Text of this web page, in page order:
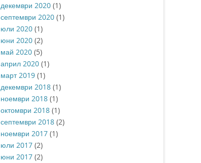
декември 2020(1)
септември 2020(1)
юли 2020(1)
юни 2020(2)
май 2020(5)
април 2020(1)
март 2019(1)
декември 2018(1)
ноември 2018(1)
октомври 2018(1)
септември 2018(2)
ноември 2017(1)
юли 2017(2)
юни 2017(2)